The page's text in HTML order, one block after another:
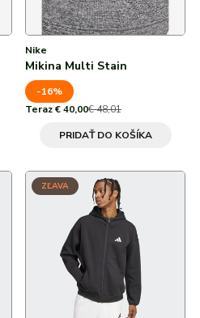
Nike
Mikina Multi Stain
-16%
Teraz € 40,00€ 48,01
PRIDAŤ DO KOŠÍKA
ZĽAVA